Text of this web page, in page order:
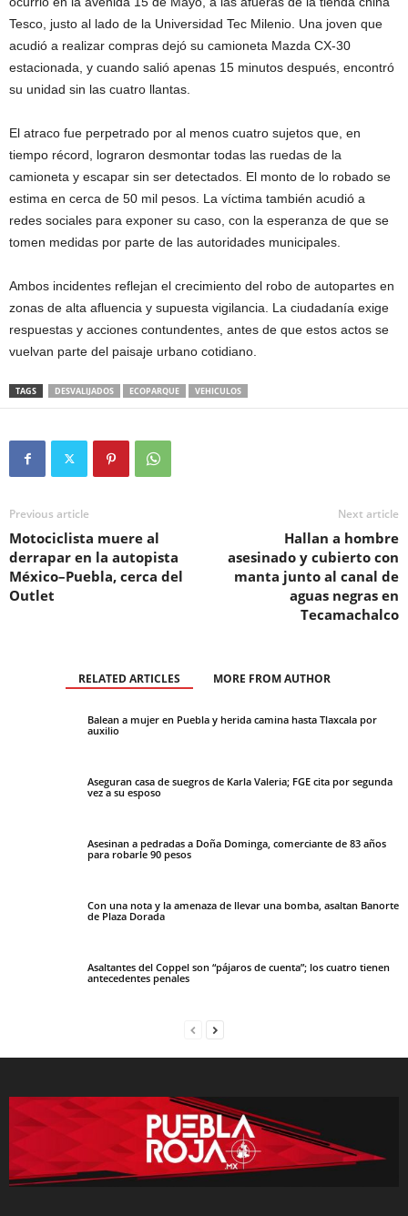
Tesco, justo al lado de la Universidad Tec Milenio. Una joven que
acudió a realizar compras dejó su camioneta Mazda CX-30
estacionada, y cuando salió apenas 15 minutos después, encontró
su unidad sin las cuatro llantas.
El atraco fue perpetrado por al menos cuatro sujetos que, en
tiempo récord, lograron desmontar todas las ruedas de la
camioneta y escapar sin ser detectados. El monto de lo robado se
estima en cerca de 50 mil pesos. La víctima también acudió a
redes sociales para exponer su caso, con la esperanza de que se
tomen medidas por parte de las autoridades municipales.
Ambos incidentes reflejan el crecimiento del robo de autopartes en
zonas de alta afluencia y supuesta vigilancia. La ciudadanía exige
respuestas y acciones contundentes, antes de que estos actos se
vuelvan parte del paisaje urbano cotidiano.
TAGS DESVALIJADOS ECOPARQUE VEHICULOS
Previous article
Motociclista muere al
derrapar en la autopista
México–Puebla, cerca del
Outlet
Next article
Hallan a hombre
asesinado y cubierto con
manta junto al canal de
aguas negras en
Tecamachalco
RELATED ARTICLES MORE FROM AUTHOR
Balean a mujer en Puebla y herida camina hasta Tlaxcala por
auxilio
Aseguran casa de suegros de Karla Valeria; FGE cita por segunda
vez a su esposo
Asesinan a pedradas a Doña Dominga, comerciante de 83 años
para robarle 90 pesos
Con una nota y la amenaza de llevar una bomba, asaltan Banorte
de Plaza Dorada
Asaltantes del Coppel son “pájaros de cuenta”; los cuatro tienen
antecedentes penales